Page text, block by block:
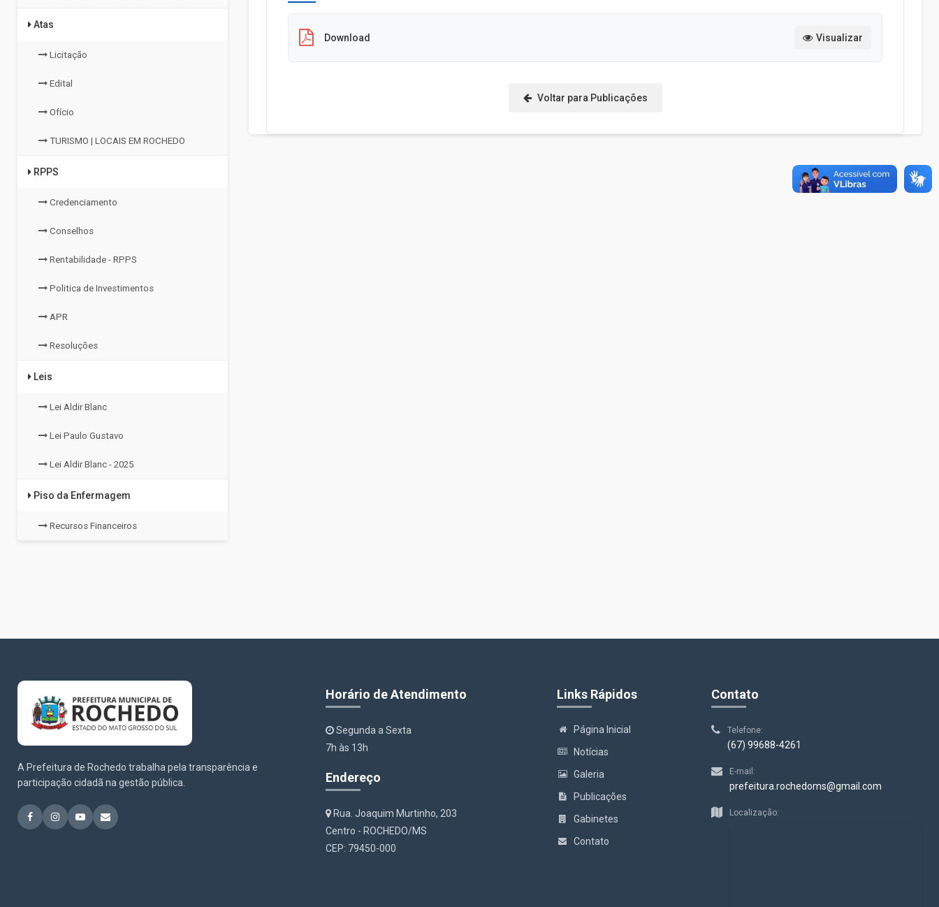
Atas
Licitação
Edital
Ofício
TURISMO | LOCAIS EM ROCHEDO
RPPS
Credenciamento
Conselhos
Rentabilidade - RPPS
Politica de Investimentos
APR
Resoluções
Leis
Lei Aldir Blanc
Lei Paulo Gustavo
Lei Aldir Blanc - 2025
Piso da Enfermagem
Recursos Financeiros
Download Visualizar
Voltar para Publicações
A Prefeitura de Rochedo trabalha pela transparência e
participação cidadã na gestão pública.
Horário de Atendimento
Segunda a Sexta
7h às 13h
Endereço
Rua. Joaquim Murtinho, 203
Centro - ROCHEDO/MS
CEP: 79450-000
Links Rápidos
Página Inicial
Notícias
Galeria
Publicações
Gabinetes
Contato
Contato
Telefone:
(67) 99688-4261
E-mail:
prefeitura.rochedoms@gmail.com
Localização: